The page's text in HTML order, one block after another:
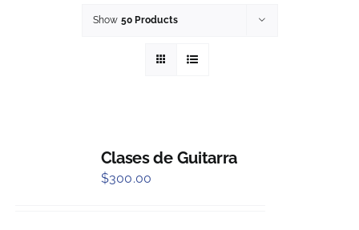
Show 50 Products
Clases de Guitarra
$300.00